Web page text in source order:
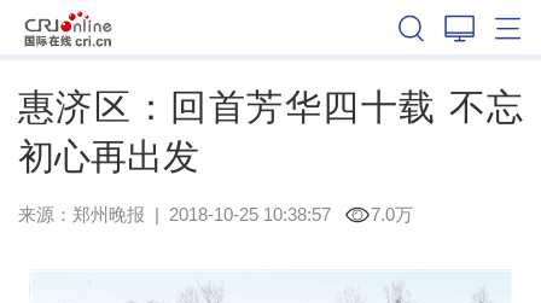
惠济区：回首芳华四十载 不忘
初心再出发
来源： 郑州晚报 | 2018-10-25 10:38:57 7.0万